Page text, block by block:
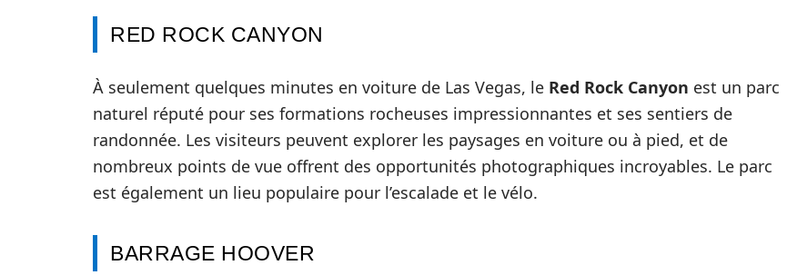
RED ROCK CANYON
À seulement quelques minutes en voiture de Las Vegas, le Red Rock Canyon est un parc
naturel réputé pour ses formations rocheuses impressionnantes et ses sentiers de
randonnée. Les visiteurs peuvent explorer les paysages en voiture ou à pied, et de
nombreux points de vue offrent des opportunités photographiques incroyables. Le parc
est également un lieu populaire pour l’escalade et le vélo.
BARRAGE HOOVER